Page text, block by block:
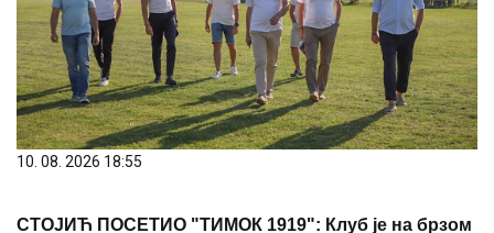
10. 08. 2026 18:55
СТОЈИЋ ПОСЕТИО "ТИМОК 1919": Клуб је на брзом